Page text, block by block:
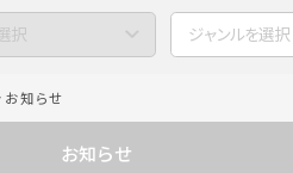
択 ジャンルを選択
お知らせ
お知らせ